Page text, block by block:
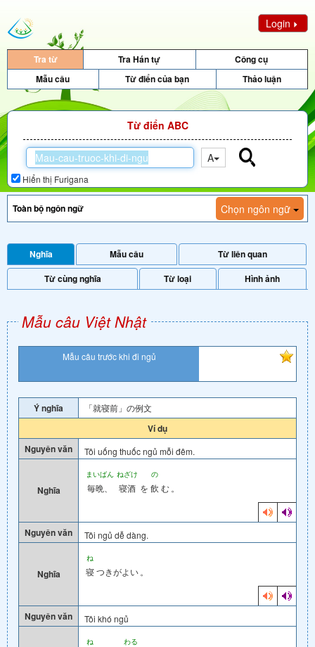
Login
Tra từ Tra Hán tự
Công cụ
Mẫu câu
Từ điển của bạn Thảo luận
Từ điển ABC
A
Hiển thị Furigana
Chọn ngôn ngữ
Nghĩa Mẫu câu
Từ liên quan
Từ cùng nghĩa
Từ loại Hình ảnh
Mẫu câu Việt Nhật
Mẫu câu trước khi đi ngủ
Ý nghĩa 「就寝前」の例文
Ví dụ
Nguyên văn
Tôi uống thuốc ngủ mỗi đêm.
Nghĩa
まいばん
毎晩、
ねざけ
寝酒 を
の
飲 む 。
Nguyên văn Tôi ngủ dễ dàng.
Nghĩa
ね
寝つきがよい 。
Nguyên văn Tôi khó ngủ
ね わる